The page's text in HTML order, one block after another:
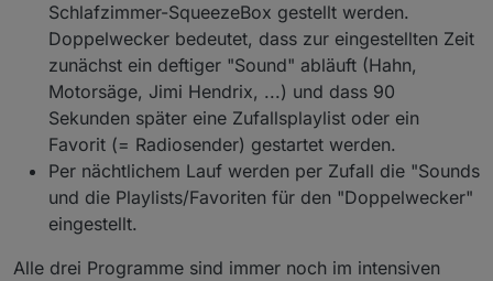
Schlafzimmer-SqueezeBox gestellt werden.
Doppelwecker bedeutet, dass zur eingestellten Zeit
zunächst ein deftiger "Sound" abläuft (Hahn,
Motorsäge, Jimi Hendrix, ...) und dass 90
Sekunden später eine Zufallsplaylist oder ein
Favorit (= Radiosender) gestartet werden.
Per nächtlichem Lauf werden per Zufall die "Sounds
und die Playlists/Favoriten für den "Doppelwecker"
eingestellt.
Alle drei Programme sind immer noch im intensiven